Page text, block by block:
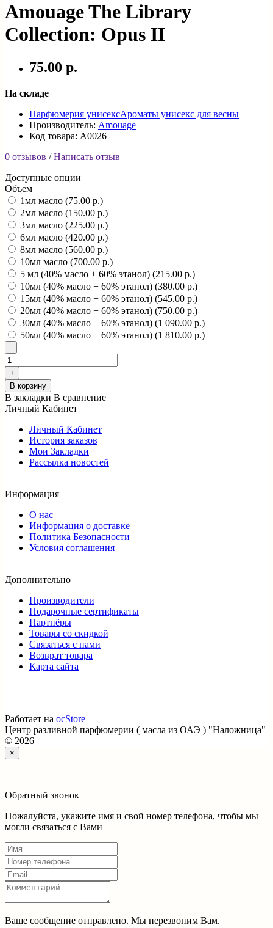
Amouage The Library
Collection: Opus II
75.00 р.
На складе
Парфюмерия унисексАроматы унисекс для весны
Производитель: Amouage
Код товара: A0026
0 отзывов /Написать отзыв
Доступные опции
Объем
1мл масло (75.00 р.)
2мл масло (150.00 р.)
3мл масло (225.00 р.)
6мл масло (420.00 р.)
8мл масло (560.00 р.)
10мл масло (700.00 р.)
5 мл (40% масло + 60% этанол) (215.00 р.)
10мл (40% масло + 60% этанол) (380.00 р.)
15мл (40% масло + 60% этанол) (545.00 р.)
20мл (40% масло + 60% этанол) (750.00 р.)
30мл (40% масло + 60% этанол) (1 090.00 р.)
50мл (40% масло + 60% этанол) (1 810.00 р.)
В корзину
В закладки В сравнение
Личный Кабинет
Личный Кабинет
История заказов
Мои Закладки
Рассылка новостей
Информация
О нас
Информация о доставке
Политика Безопасности
Условия соглашения
Дополнительно
Производители
Подарочные сертификаты
Партнёры
Товары со скидкой
Связаться с нами
Возврат товара
Карта сайта
Работает на ocStore
Центр разливной парфюмерии ( масла из ОАЭ ) "Наложница"
© 2026
×
Обратный звонок
Пожалуйста, укажите имя и свой номер телефона, чтобы мы
могли связаться с Вами
Ваше сообщение отправлено. Мы перезвоним Вам.